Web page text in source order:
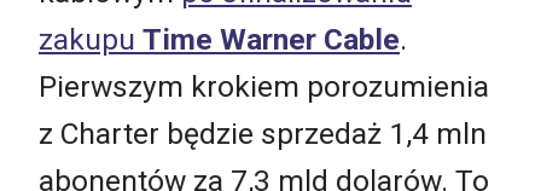
zakupu Time Warner Cable.
Pierwszym krokiem porozumienia
z Charter będzie sprzedaż 1,4 mln
abonentów za 7,3 mld dolarów. To